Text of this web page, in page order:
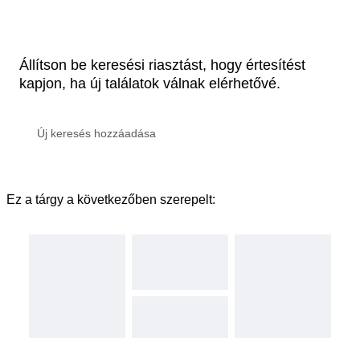
Állítson be keresési riasztást, hogy értesítést
kapjon, ha új találatok válnak elérhetővé.
Ez a tárgy a következőben szerepelt: